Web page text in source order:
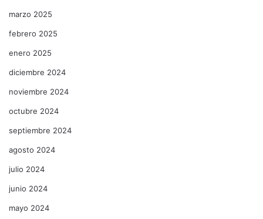
marzo 2025
febrero 2025
enero 2025
diciembre 2024
noviembre 2024
octubre 2024
septiembre 2024
agosto 2024
julio 2024
junio 2024
mayo 2024